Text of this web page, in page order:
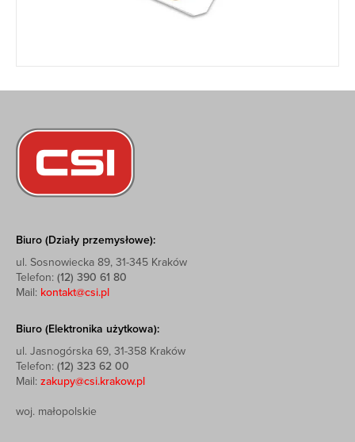
Biuro (Działy przemysłowe):
ul. Sosnowiecka 89, 31-345 Kraków
Telefon: (12) 390 61 80
Mail: kontakt@csi.pl
Biuro (Elektronika użytkowa):
ul. Jasnogórska 69, 31-358 Kraków
Telefon: (12) 323 62 00
Mail: zakupy@csi.krakow.pl
woj. małopolskie